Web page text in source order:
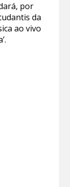
por
da
ao vivo